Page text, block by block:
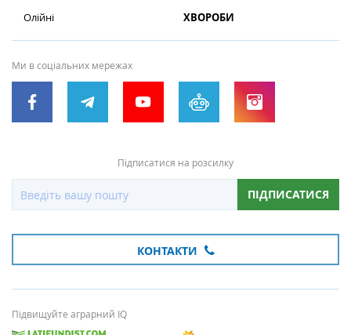
Олійні
ХВОРОБИ
Ми в соціальних мережах
Підписатися на розсилку
ПІДПИСАТИСЯ
КОНТАКТИ
Підвищуйте аграрний IQ